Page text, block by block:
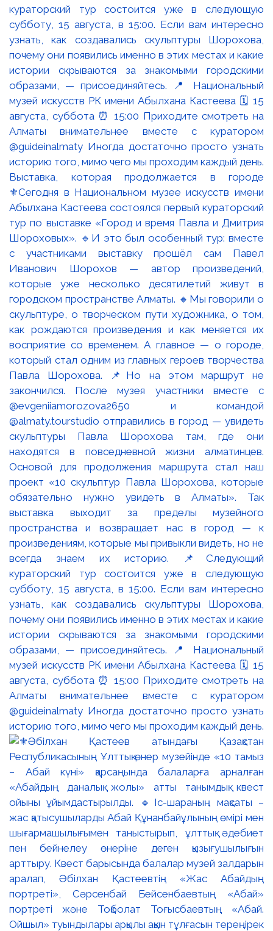
Выставка, которая продолжается в городе
⚜️Сегодня в Национальном музее искусств имени
Абылхана Кастеева состоялся первый кураторский
тур по выставке «Город и время Павла и Дмитрия
Шороховых». 🔹И это был особенный тур: вместе
с участниками выставку прошёл сам Павел
Иванович Шорохов — автор произведений,
которые уже несколько десятилетий живут в
городском пространстве Алматы. 🔸Мы говорили о
скульптуре, о творческом пути художника, о том,
как рождаются произведения и как меняется их
восприятие со временем. А главное — о городе,
который стал одним из главных героев творчества
Павла Шорохова. 📌Но на этом маршрут не
закончился. После музея участники вместе с
@evgeniiamorozova2650 и командой
@almaty.tourstudio отправились в город — увидеть
скульптуры Павла Шорохова там, где они
находятся в повседневной жизни алматинцев.
Основой для продолжения маршрута стал наш
проект «10 скульптур Павла Шорохова, которые
обязательно нужно увидеть в Алматы». Так
выставка выходит за пределы музейного
пространства и возвращает нас в город — к
произведениям, которые мы привыкли видеть, но не
всегда знаем их историю. 📌Следующий
кураторский тур состоится уже в следующую
субботу, 15 августа, в 15:00. Если вам интересно
узнать, как создавались скульптуры Шорохова,
почему они появились именно в этих местах и какие
истории скрываются за знакомыми городскими
образами, — присоединяйтесь. 📍 Национальный
музей искусств РК имени Абылхана Кастеева 🗓 15
августа, суббота ⏰ 15:00 Приходите смотреть на
Алматы внимательнее вместе с куратором
@guideinalmaty Иногда достаточно просто узнать
историю того, мимо чего мы проходим каждый день.